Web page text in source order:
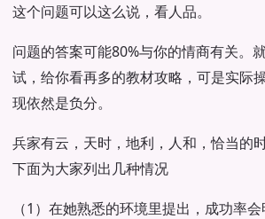
这个问题可以这么说，看人品。
问题的答案可能80%与你的情商有关。
试，给你看再多的教材攻略，可是实际
现依然是负分。
兵家有云，天时，地利，人和，恰当的
下面为大家列出几种情况
（1）在她熟悉的环境里提出，成功率会